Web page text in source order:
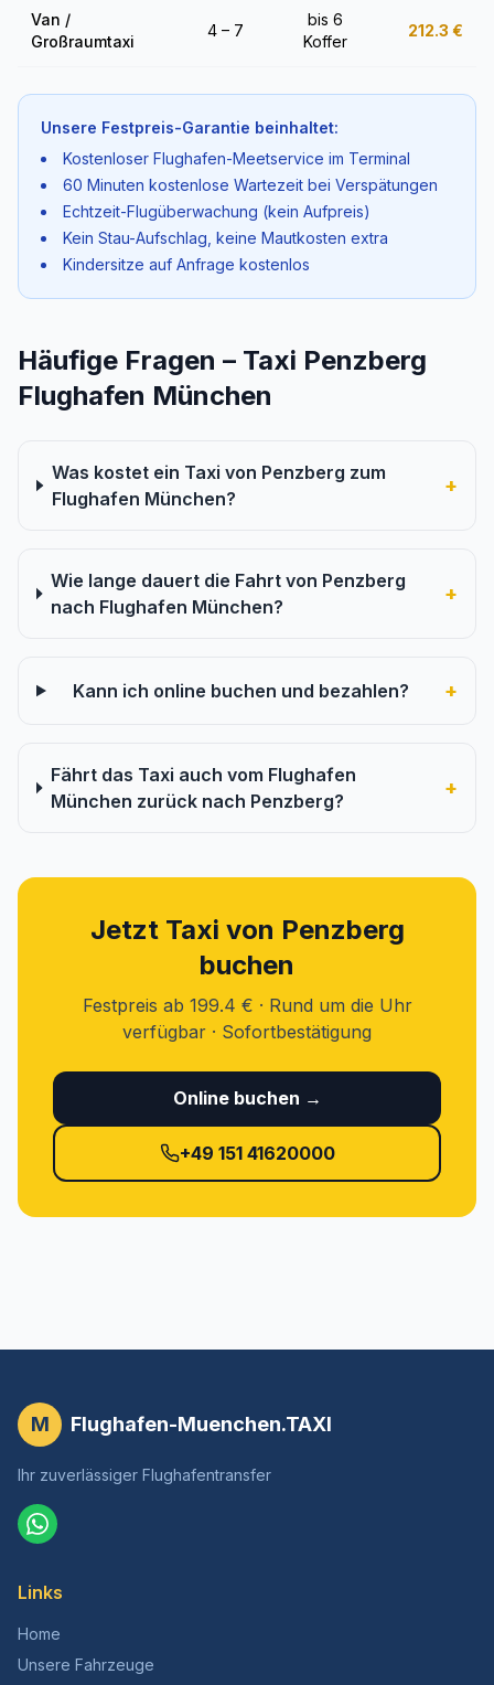
Van /
Großraumtaxi
4 – 7
bis 6
Koffer
212.3 €
Unsere Festpreis-Garantie beinhaltet:
Kostenloser Flughafen-Meetservice im Terminal
60 Minuten kostenlose Wartezeit bei Verspätungen
Echtzeit-Flugüberwachung (kein Aufpreis)
Kein Stau-Aufschlag, keine Mautkosten extra
Kindersitze auf Anfrage kostenlos
Häufige Fragen – Taxi Penzberg
Flughafen München
Was kostet ein Taxi von Penzberg zum
Flughafen München?
+
Wie lange dauert die Fahrt von Penzberg
nach Flughafen München?
+
Kann ich online buchen und bezahlen? +
Fährt das Taxi auch vom Flughafen
München zurück nach Penzberg?
+
Jetzt Taxi von Penzberg
buchen
Festpreis ab 199.4 € · Rund um die Uhr
verfügbar · Sofortbestätigung
Online buchen →
+49 151 41620000
M Flughafen-Muenchen.TAXI
Ihr zuverlässiger Flughafentransfer
Links
Home
Unsere Fahrzeuge